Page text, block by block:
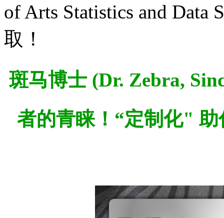
of Arts Statistics and
取！
斑马博士 (Dr. Zebra,
者的青睐！“定制化"